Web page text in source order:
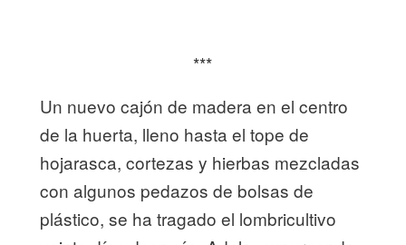
***
Un nuevo cajón de madera en el centro
de la huerta, lleno hasta el tope de
hojarasca, cortezas y hierbas mezcladas
con algunos pedazos de bolsas de
plástico, se ha tragado el lombricultivo